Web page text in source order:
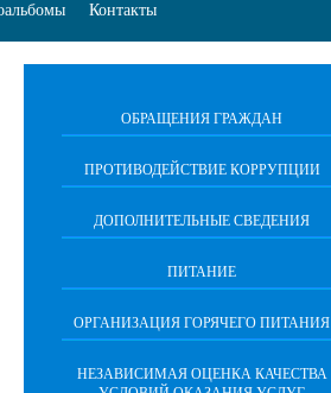
ОБРАЩЕНИЯ ГРАЖДАН
ПРОТИВОДЕЙСТВИЕ КОРРУПЦИИ
ДОПОЛНИТЕЛЬНЫЕ СВЕДЕНИЯ
ПИТАНИЕ
ОРГАНИЗАЦИЯ ГОРЯЧЕГО ПИТАНИЯ
НЕЗАВИСИМАЯ ОЦЕНКА КАЧЕСТВА
Контакты